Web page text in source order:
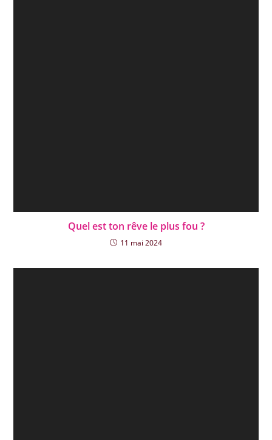
Quel est ton rêve le plus fou ?
11 mai 2024